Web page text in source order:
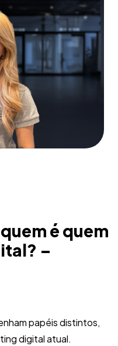
é quem
–
papéis distintos,
digital atual.